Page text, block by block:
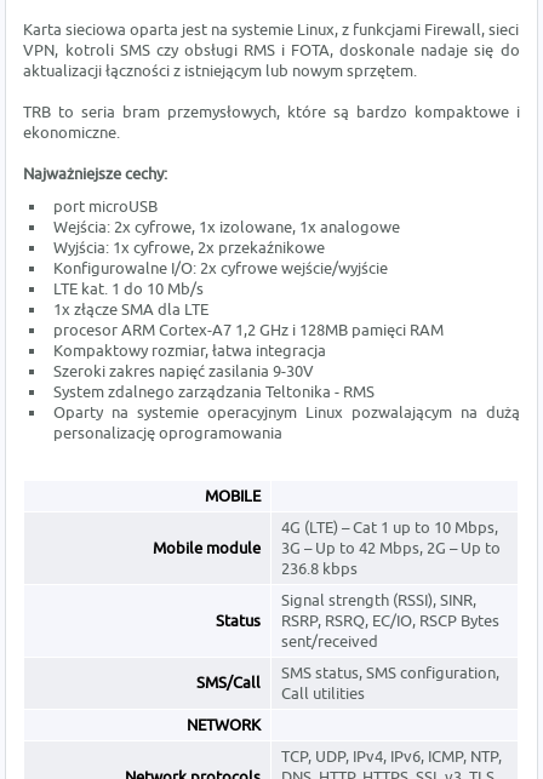
Karta sieciowa oparta jest na systemie Linux, z funkcjami Firewall, sieci
VPN, kotroli SMS czy obsługi RMS i FOTA, doskonale nadaje się do
aktualizacji łączności z istniejącym lub nowym sprzętem.
TRB to seria bram przemysłowych, które są bardzo kompaktowe i
ekonomiczne.
Najważniejsze cechy:
port microUSB
Wejścia: 2x cyfrowe, 1x izolowane, 1x analogowe
Wyjścia: 1x cyfrowe, 2x przekaźnikowe
Konfigurowalne I/O: 2x cyfrowe wejście/wyjście
LTE kat. 1 do 10 Mb/s
1x złącze SMA dla LTE
procesor ARM Cortex-A7 1,2 GHz i 128MB pamięci RAM
Kompaktowy rozmiar, łatwa integracja
Szeroki zakres napięć zasilania 9-30V
System zdalnego zarządzania Teltonika - RMS
Oparty na systemie operacyjnym Linux pozwalającym na dużą
personalizację oprogramowania
MOBILE
Mobile module
4G (LTE) – Cat 1 up to 10 Mbps,
3G – Up to 42 Mbps, 2G – Up to
236.8 kbps
Status
Signal strength (RSSI), SINR,
RSRP, RSRQ, EC/IO, RSCP Bytes
sent/received
SMS/Call
SMS status, SMS configuration,
Call utilities
NETWORK
TCP, UDP, IPv4, IPv6, ICMP, NTP,